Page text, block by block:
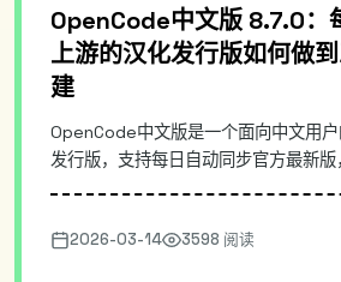
OpenCode中文版 8.7.0：
上游的汉化发行版如何做
建
OpenCode中文版是一个面向中文用
发行版，支持每日自动同步官方最新
点出发，拆解其自动同步与构建流水
的差异、以及在团队落地时的安装与更
2026-03-14 3598 阅读